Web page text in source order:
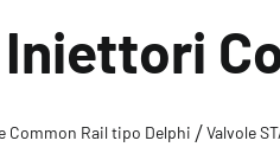
Common Rail tipo Delphi Valvole